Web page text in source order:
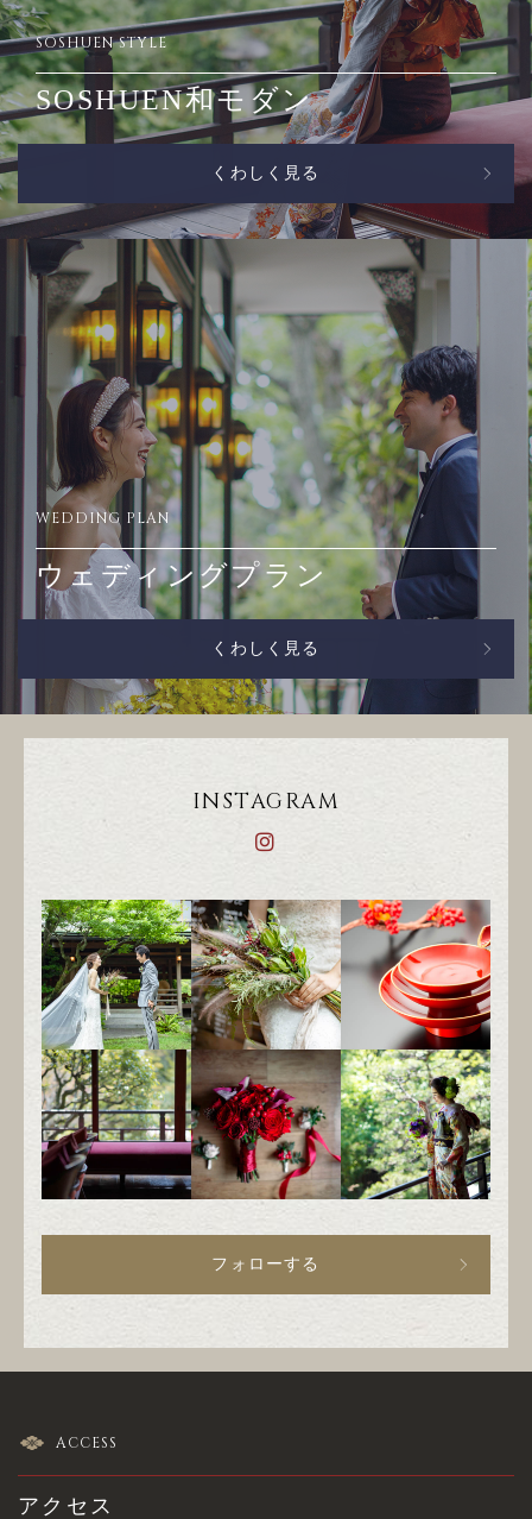
SOSHUEN STYLE
SOSHUEN和モダン
くわしく見る
WEDDING PLAN
ウェディングプラン
くわしく見る
INSTAGRAM
フォローする
ACCESS
アクセス